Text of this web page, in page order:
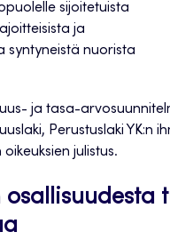
sijoitetuista
ja
syntyneistä nuorista
ja tasa-
Perustuslaki YK:n
oikeuksien julistus.
osallisuudesta